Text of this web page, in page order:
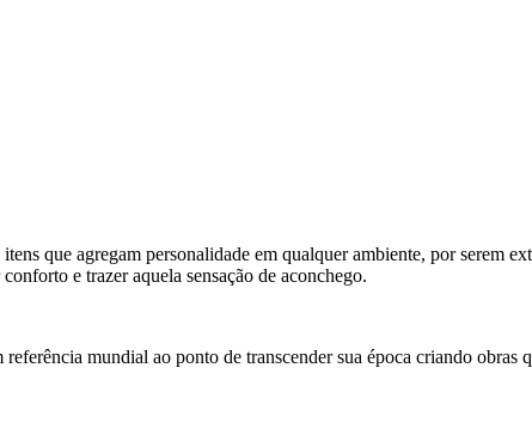
que agregam personalidade em qualquer ambiente, por serem
e trazer aquela sensação de aconchego.
mundial ao ponto de transcender sua época criando